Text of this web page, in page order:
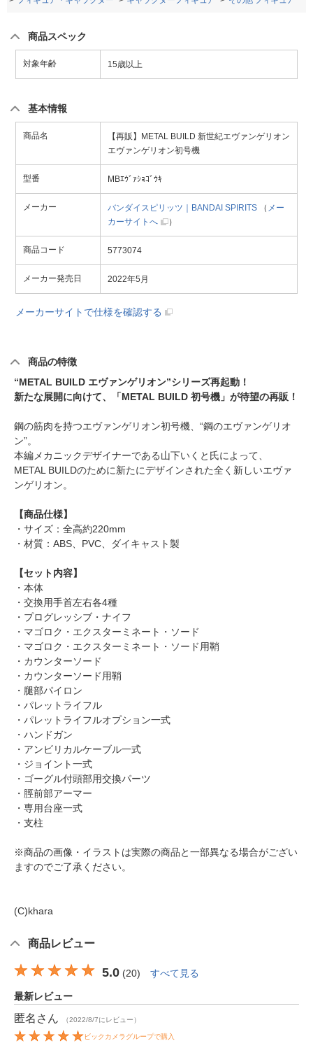
商品スペック
対象年齢 15歳以上
基本情報
商品名
【再販】METAL BUILD 新世紀エヴァンゲリオン
エヴァンゲリオン初号機
型番 MBｴｳﾞｧｼｮｺﾞｳｷ
メーカー バンダイスピリッツ｜BANDAI SPIRITS （ メー
カーサイトへ
）
商品コード 5773074
メーカー発売日 2022年5月
メーカーサイトで仕様を確認する
商品の特徴
“METAL BUILD エヴァンゲリオン”シリーズ再起動！
新たな展開に向けて、「METAL BUILD 初号機」が待望の再販！
鋼の筋肉を持つエヴァンゲリオン初号機、“鋼のエヴァンゲリオ
ン”。
本編メカニックデザイナーである山下いくと氏によって、
METAL BUILDのために新たにデザインされた全く新しいエヴァ
ンゲリオン。
【商品仕様】
・サイズ：全高約220mm
・材質：ABS、PVC、ダイキャスト製
【セット内容】
・本体
・交換用手首左右各4種
・プログレッシブ・ナイフ
・マゴロク・エクスターミネート・ソード
・マゴロク・エクスターミネート・ソード用鞘
・カウンターソード
・カウンターソード用鞘
・腿部パイロン
・パレットライフル
・パレットライフルオプション一式
・ハンドガン
・アンビリカルケーブル一式
・ジョイント一式
・ゴーグル付頭部用交換パーツ
・脛前部アーマー
・専用台座一式
・支柱
※商品の画像・イラストは実際の商品と一部異なる場合がござい
ますのでご了承ください。
(C)khara
商品レビュー
5.0 (20) すべて見る
最新レビュー
匿名 さん （2022/8/7にレビュー）
ビックカメラグループで購入